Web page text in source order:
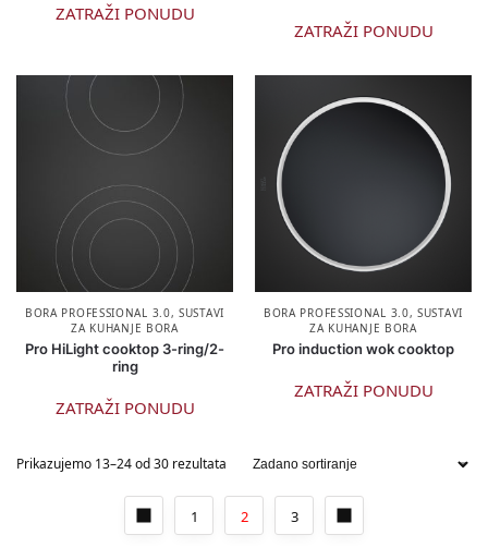
ZATRAŽI PONUDU
ZATRAŽI PONUDU
BORA PROFESSIONAL 3.0,SUSTAVI
ZA KUHANJE BORA
Pro HiLight cooktop 3-ring/2-
ring
ZATRAŽI PONUDU
BORA PROFESSIONAL 3.0,SUSTAVI
ZA KUHANJE BORA
Pro induction wok cooktop
ZATRAŽI PONUDU
Prikazujemo 13–24 od 30 rezultata
1 2 3